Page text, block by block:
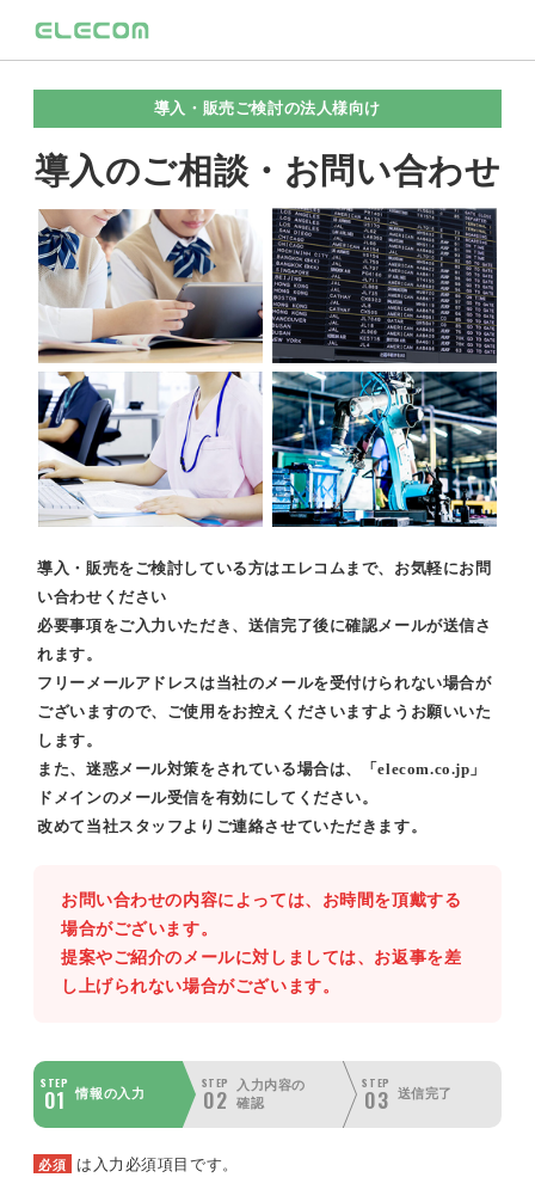
導入・販売ご検討の法人様向け
導入のご相談・お問い合わせ
導入・販売をご検討している方はエレコムまで、お気軽にお問
い合わせください
必要事項をご入力いただき、送信完了後に確認メールが送信さ
れます。
フリーメールアドレスは当社のメールを受付けられない場合が
ございますので、ご使用をお控えくださいますようお願いいた
します。
また、迷惑メール対策をされている場合は、「elecom.co.jp」
ドメインのメール受信を有効にしてください。
改めて当社スタッフよりご連絡させていただきます。
お問い合わせの内容によっては、お時間を頂戴する
場合がございます。
提案やご紹介のメールに対しましては、お返事を差
し上げられない場合がございます。
STEP
01 情報の入力
STEP
02
入力内容の
確認
STEP
03 送信完了
必須 は入力必須項目です。